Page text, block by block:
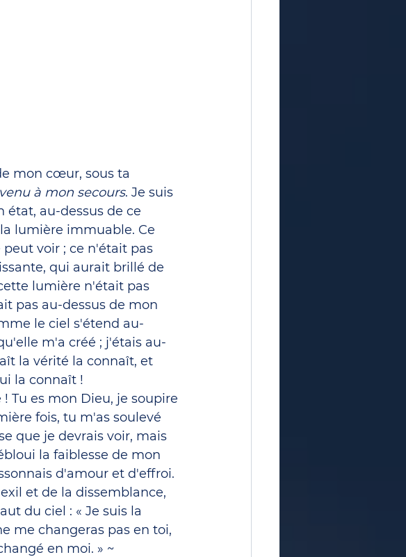
mon cœur, sous ta
à mon secours. Je suis
état, au-dessus de ce
lumière immuable. Ce
voir ; ce n'était pas
qui aurait brillé de
lumière n'était pas
pas au-dessus de mon
le ciel s'étend au-
m'a créé ; j'étais au-
la vérité la connaît, et
la connaît !
Tu es mon Dieu, je soupire
fois, tu m'as soulevé
que je devrais voir, mais
la faiblesse de mon
d'amour et d'effroi.
et de la dissemblance,
du ciel : « Je suis la
me changeras pas en toi,
en moi. » ~